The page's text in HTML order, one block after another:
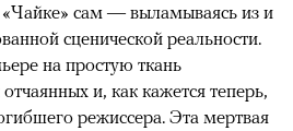
«Чайке» сам — выламываясь из и
сценической реальности.
на простую ткань
и, как кажется теперь,
режиссера. Эта мертвая